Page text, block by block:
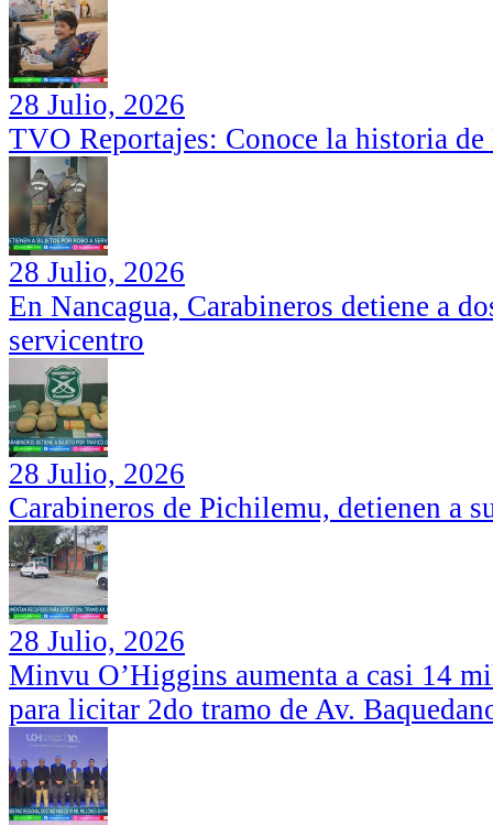
28 Julio, 2026
TVO Reportajes: Conoce la historia
28 Julio, 2026
En Nancagua, Carabineros detiene a
servicentro
28 Julio, 2026
Carabineros de Pichilemu, detienen a
28 Julio, 2026
Minvu O’Higgins aumenta a casi 14
para licitar 2do tramo de Av.